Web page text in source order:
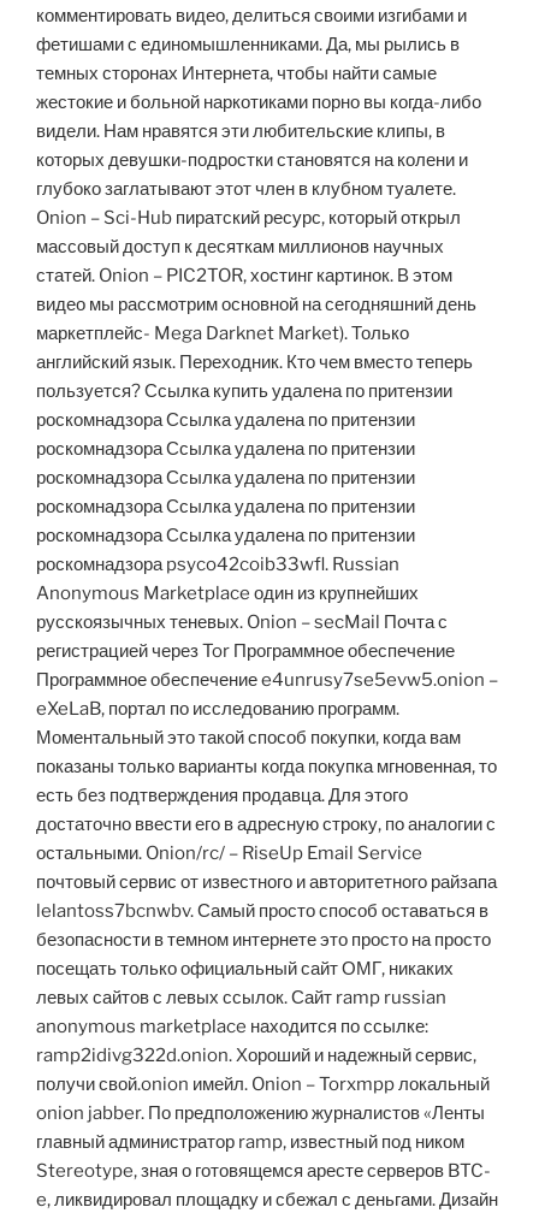
комментировать видео, делиться своими изгибами и
фетишами с единомышленниками. Да, мы рылись в
темных сторонах Интернета, чтобы найти самые
жестокие и больной наркотиками порно вы когда-либо
видели. Нам нравятся эти любительские клипы, в
которых девушки-подростки становятся на колени и
глубоко заглатывают этот член в клубном туалете.
Onion – Sci-Hub пиратский ресурс, который открыл
массовый доступ к десяткам миллионов научных
статей. Onion – PIC2TOR, хостинг картинок. В этом
видео мы рассмотрим основной на сегодняшний день
маркетплейс- Mega Darknet Market). Только
английский язык. Переходник. Кто чем вместо теперь
пользуется? Ссылка купить удалена по притензии
роскомнадзора Ссылка удалена по притензии
роскомнадзора Ссылка удалена по притензии
роскомнадзора Ссылка удалена по притензии
роскомнадзора Ссылка удалена по притензии
роскомнадзора Ссылка удалена по притензии
роскомнадзора psyco42coib33wfl. Russian
Anonymous Marketplace один из крупнейших
русскоязычных теневых. Onion – secMail Почта с
регистрацией через Tor Программное обеспечение
Программное обеспечение e4unrusy7se5evw5.onion –
eXeLaB, портал по исследованию программ.
Моментальный это такой способ покупки, когда вам
показаны только варианты когда покупка мгновенная, то
есть без подтверждения продавца. Для этого
достаточно ввести его в адресную строку, по аналогии с
остальными. Onion/rc/ – RiseUp Email Service
почтовый сервис от известного и авторитетного райзапа
lelantoss7bcnwbv. Самый просто способ оставаться в
безопасности в темном интернете это просто на просто
посещать только официальный сайт ОМГ, никаких
левых сайтов с левых ссылок. Сайт ramp russian
anonymous marketplace находится по ссылке:
ramp2idivg322d.onion. Хороший и надежный сервис,
получи свой.onion имейл. Onion – Torxmpp локальный
onion jabber. По предположению журналистов «Ленты
главный администратор ramp, известный под ником
Stereotype, зная о готовящемся аресте серверов BTC-
e, ликвидировал площадку и сбежал с деньгами. Дизайн